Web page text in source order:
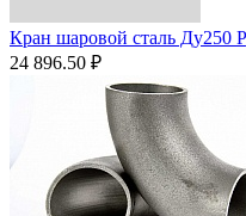
Кран шаровой сталь
24 896.50 ₽